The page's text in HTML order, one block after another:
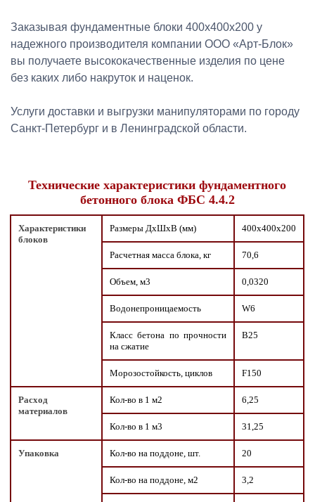
Заказывая фундаментные блоки 400х400х200 у
надежного производителя компании ООО «Арт-Блок»
вы получаете высококачественные изделия по цене
без каких либо накруток и наценок.
Услуги доставки и выгрузки манипуляторами по городу
Санкт-Петербург и в Ленинградской области.
Технические характеристики фундаментного
бетонного блока ФБС 4.4.2
Характеристики
блоков
Размеры ДxШxВ (мм) 400х400х200
Расчетная масса блока, кг 70,6
Объем, м3 0,0320
Водонепроницаемость W6
Класс бетона по прочности
на сжатие
В25
Морозостойкость, циклов F150
Расход
материалов
Кол-во в 1 м2 6,25
Кол-во в 1 м3 31,25
Упаковка Кол-во на поддоне, шт. 20
Кол-во на поддоне, м2 3,2